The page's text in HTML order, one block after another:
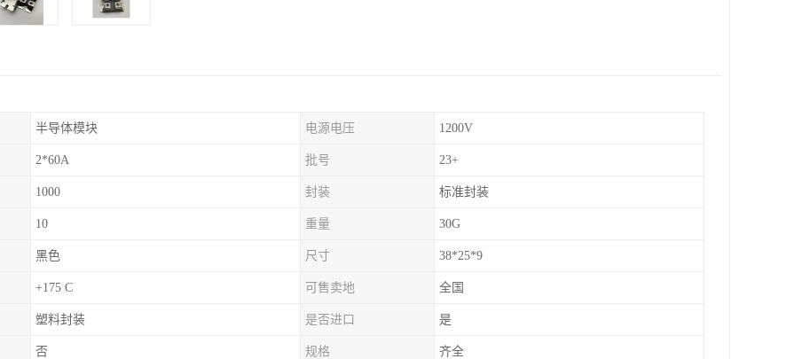
半导体模块 电源电压 1200V
2*60A 批号 23+
1000 封装 标准封装
10 重量 30G
黑色 尺寸 38*25*9
+175 C 可售卖地 全国
塑料封装 是否进口 是
否 规格 齐全